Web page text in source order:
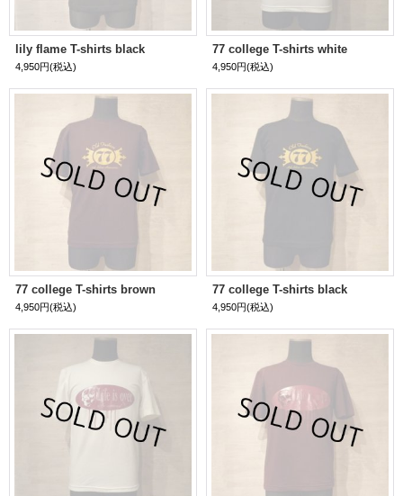
lily flame T-shirts black
4,950円(税込)
77 college T-shirts white
4,950円(税込)
77 college T-shirts brown
4,950円(税込)
77 college T-shirts black
4,950円(税込)